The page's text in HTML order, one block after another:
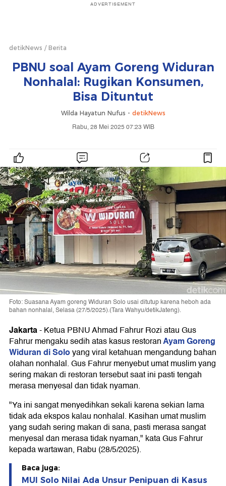
ADVERTISEMENT
detikNews Berita
PBNU soal Ayam Goreng Widuran
Nonhalal: Rugikan Konsumen,
Bisa Dituntut
Wilda Hayatun Nufus - detikNews
Rabu, 28 Mei 2025 07:23 WIB
Foto: Suasana Ayam goreng Widuran Solo usai ditutup karena heboh ada
bahan nonhalal, Selasa (27/5/2025).(Tara Wahyu/detikJateng).
Jakarta-Ketua PBNU Ahmad Fahrur Rozi atau Gus
Fahrur mengaku sedih atas kasus restoranAyam Goreng
Widuran di Soloyang viral ketahuan mengandung bahan
olahan nonhalal. Gus Fahrur menyebut umat muslim yang
sering makan di restoran tersebut saat ini pasti tengah
merasa menyesal dan tidak nyaman.
"Ya ini sangat menyedihkan sekali karena sekian lama
tidak ada ekspos kalau nonhalal. Kasihan umat muslim
yang sudah sering makan di sana, pasti merasa sangat
menyesal dan merasa tidak nyaman," kata Gus Fahrur
kepada wartawan, Rabu (28/5/2025).
Baca juga:
MUI Solo Nilai Ada Unsur Penipuan di Kasus